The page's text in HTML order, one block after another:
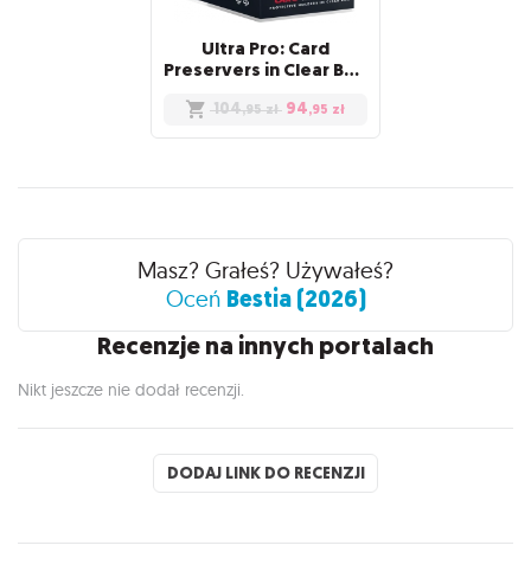
Ultra Pro: Card
Preservers in Clear Box (100)
104,95 zł 94,95 zł
Recenzje
Masz? Grałeś? Używałeś?
Oceń Bestia (2026)
Recenzje na innych portalach
Nikt jeszcze nie dodał recenzji.
DODAJ LINK DO RECENZJI